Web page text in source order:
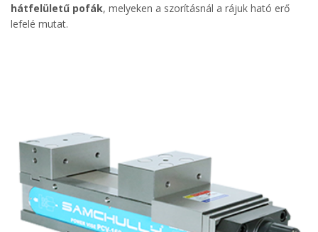
hátfelületű pofák, melyeken a szorításnál a rájuk ható erő
lefelé mutat.